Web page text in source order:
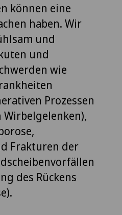
können eine
haben. Wir
und
und
wie
Prozessen
Frakturen der
des Rückens